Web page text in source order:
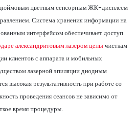
цветным сенсорным ЖК-дисплеем
Система хранения информации на
интерфейсом обеспечивает доступ
александритовым лазером ценычисткам
клиентов с аппарата и мобильных
лазерной эпиляции диодным
высокая результативность при работе со
проведения сеансов не зависимо от
время процедуры.